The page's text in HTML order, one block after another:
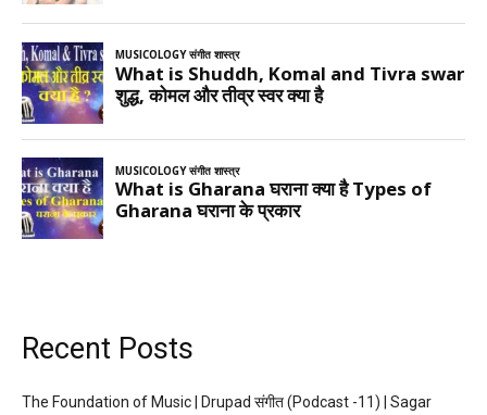
Recent Posts
The Foundation of Music | Drupad संगीत (Podcast -11) | Sagar